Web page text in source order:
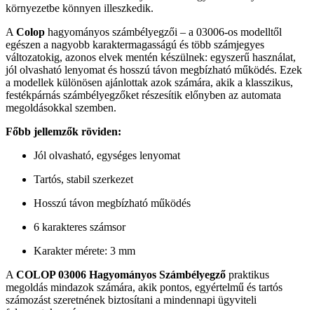
környezetbe könnyen illeszkedik.
A Colop hagyományos számbélyegzői – a 03006-os modelltől
egészen a nagyobb karaktermagasságú és több számjegyes
változatokig, azonos elvek mentén készülnek: egyszerű használat,
jól olvasható lenyomat és hosszú távon megbízható működés. Ezek
a modellek különösen ajánlottak azok számára, akik a klasszikus,
festékpárnás számbélyegzőket részesítik előnyben az automata
megoldásokkal szemben.
Főbb jellemzők röviden:
Jól olvasható, egységes lenyomat
Tartós, stabil szerkezet
Hosszú távon megbízható működés
6 karakteres számsor
Karakter mérete: 3 mm
A COLOP 03006 Hagyományos Számbélyegző praktikus
megoldás mindazok számára, akik pontos, egyértelmű és tartós
számozást szeretnének biztosítani a mindennapi ügyviteli